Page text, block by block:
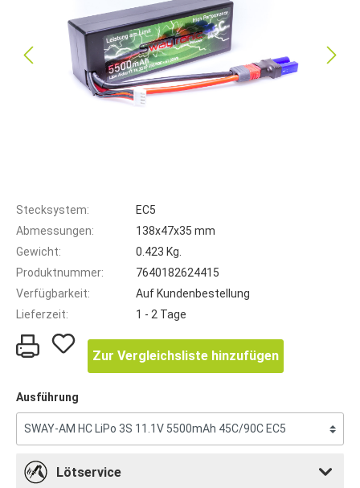
Stecksystem:
EC5
Abmessungen:
138x47x35 mm
Gewicht:
0.423 Kg.
Produktnummer:
7640182624415
Verfügbarkeit:
Auf Kundenbestellung
Lieferzeit:
1 - 2 Tage
Zur Vergleichsliste hinzufügen
Ausführung
Lötservice